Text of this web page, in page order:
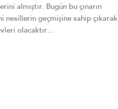
almıştır. Bugün bu çınarın
nesillerin geçmişine sahip çıkarak
olacaktır…